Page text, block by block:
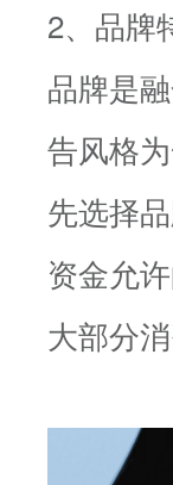
2、品牌
品牌是
告风格
先选择
资金允
大部分